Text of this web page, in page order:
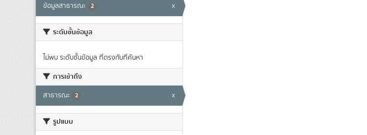
ข้อมูลสาธารณะ 2 x
ระดับชั้นข้อมูล
ไม่พบ ระดับชั้นข้อมูล ที่ตรงกับที่ค้นหา
การเข้าถึง
สาธารณะ 2 x
รูปแบบ